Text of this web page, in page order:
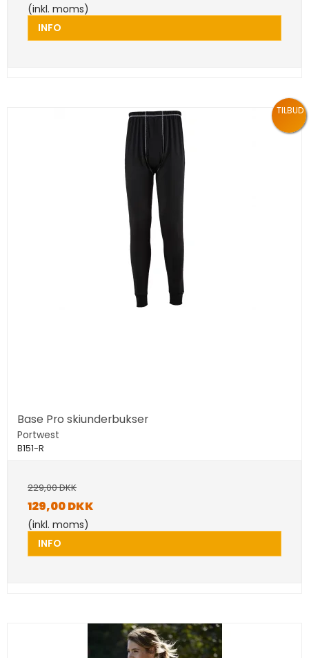
(inkl. moms)
INFO
TILBUD
Base Pro skiunderbukser
Portwest
B151-R
229,00 DKK
129,00 DKK
(inkl. moms)
INFO